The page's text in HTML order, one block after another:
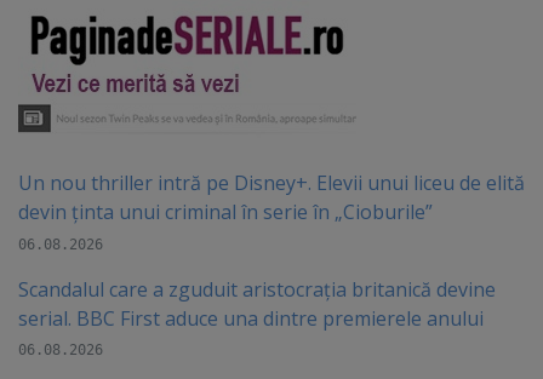
Un nou thriller intră pe Disney+. Elevii unui liceu de elită
devin ținta unui criminal în serie în „Cioburile”
06.08.2026
Scandalul care a zguduit aristocrația britanică devine
serial. BBC First aduce una dintre premierele anului
06.08.2026